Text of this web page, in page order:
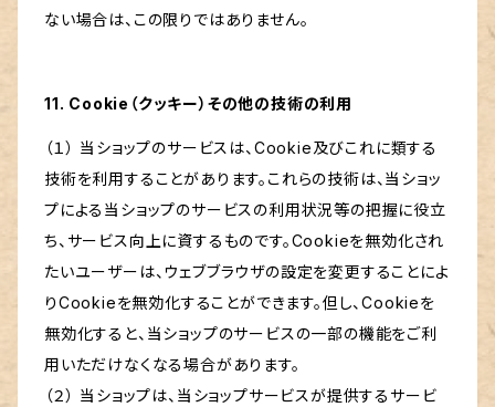
ない場合は、この限りではありません。
11. Cookie（クッキー）その他の技術の利用
（１） 当ショップのサービスは、Cookie及びこれに類する
技術を利用することがあります。これらの技術は、当ショッ
プによる当ショップのサービスの利用状況等の把握に役立
ち、サービス向上に資するものです。Cookieを無効化され
たいユーザーは、ウェブブラウザの設定を変更することによ
りCookieを無効化することができます。但し、Cookieを
無効化すると、当ショップのサービスの一部の機能をご利
用いただけなくなる場合があります。
（２） 当ショップは、当ショップサービスが提供するサービ